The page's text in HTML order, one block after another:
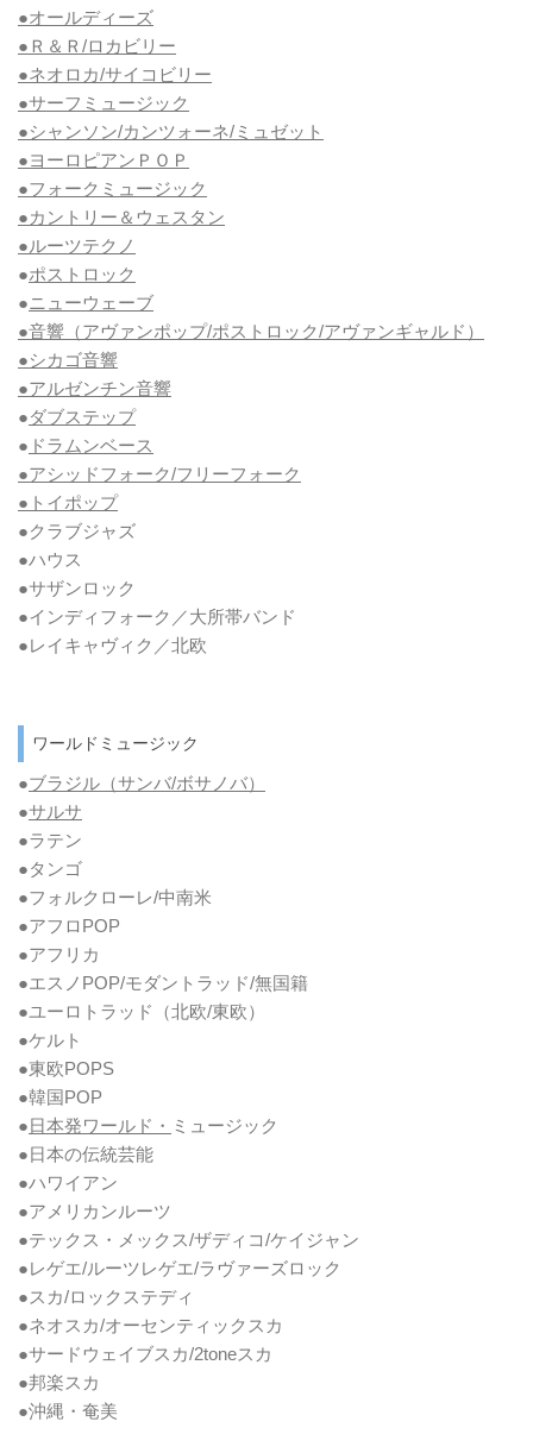
●オールディーズ
●Ｒ＆Ｒ/ロカビリー
●ネオロカ/サイコビリー
●サーフミュージック
●シャンソン/カンツォーネ/ミュゼット
●ヨーロピアンＰＯＰ
●フォークミュージック
●カントリー＆ウェスタン
●ルーツテクノ
●ポストロック
●ニューウェーブ
●音響（アヴァンポップ/ポストロック/アヴァンギャルド）
●シカゴ音響
●アルゼンチン音響
●ダブステップ
● ドラムンベース
●アシッドフォーク/フリーフォーク
●トイポップ
●クラブジャズ
●ハウス
●サザンロック
●インディフォーク／大所帯バンド
●レイキャヴィク／北欧
ワールドミュージック
●ブラジル（サンバ/ボサノバ）
●サルサ
●ラテン
●タンゴ
●フォルクローレ/中南米
●アフロPOP
●アフリカ
●エスノPOP/モダントラッド/無国籍
●ユーロトラッド（北欧/東欧）
●ケルト
●東欧POPS
●韓国POP
●日本発ワールド・ ミュージック
●日本の伝統芸能
●ハワイアン
●アメリカンルーツ
●テックス・メックス/ザディコ/ケイジャン
●レゲエ/ルーツレゲエ/ラヴァーズロック
●スカ/ロックステディ
●ネオスカ/オーセンティックスカ
●サードウェイブスカ/2toneスカ
●邦楽スカ
●沖縄・奄美